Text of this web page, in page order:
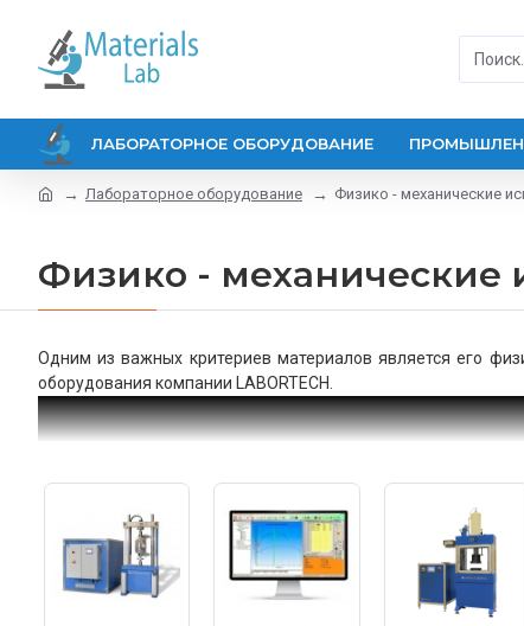
ЛАБОРАТОРНОЕ ОБОРУДОВАНИЕ
Лабораторное оборудование Физико - механические
Физико - механические
Одним из важных критериев материалов является его
оборудования компании LABORTECH.